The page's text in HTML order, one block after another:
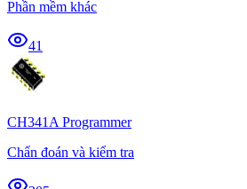
Phần mềm khác
41
CH341A Programmer
Chẩn đoán và kiểm tra